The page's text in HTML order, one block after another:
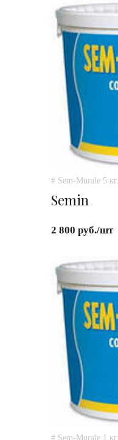
# Sem-Murale 5 кг.
Semin
2 800 руб./шт
# Sem-Murale 1 кг.